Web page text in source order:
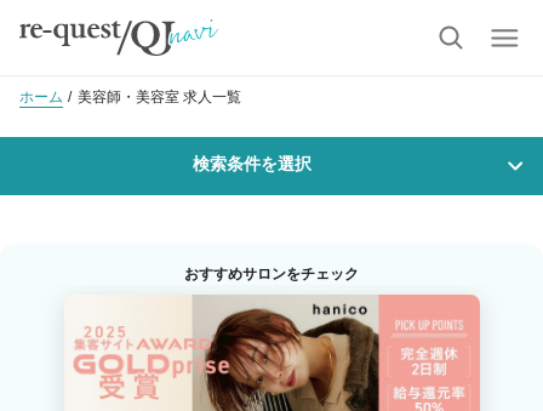
ホーム 美容師・美容室 求人一覧
検索条件を選択
沿線・駅を選択 市区町村を選択
釧路郡釧路町
おすすめサロンをチェック